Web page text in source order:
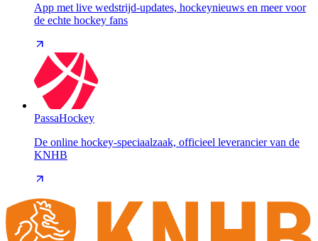
App met live wedstrijd-updates, hockeynieuws en meer voor
de echte hockey fans
PassaHockey
De online hockey-speciaalzaak, officieel leverancier van de
KNHB